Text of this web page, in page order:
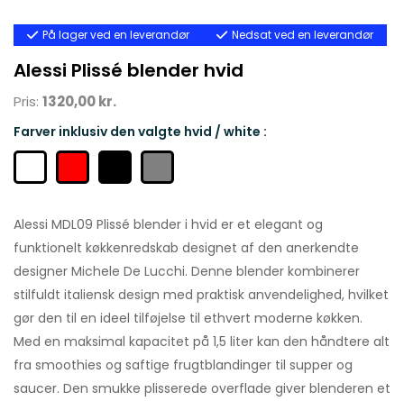
På lager ved en leverandør Nedsat ved en leverandør
Alessi Plissé blender hvid
Pris: 1320,00 kr.
Farver inklusiv den valgte hvid / white :
Alessi MDL09 Plissé blender i hvid er et elegant og
funktionelt køkkenredskab designet af den anerkendte
designer Michele De Lucchi. Denne blender kombinerer
stilfuldt italiensk design med praktisk anvendelighed, hvilket
gør den til en ideel tilføjelse til ethvert moderne køkken.
Med en maksimal kapacitet på 1,5 liter kan den håndtere alt
fra smoothies og saftige frugtblandinger til supper og
saucer. Den smukke plisserede overflade giver blenderen et